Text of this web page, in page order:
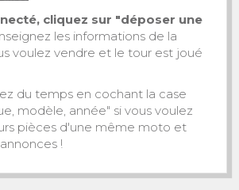
cliquez sur "déposer une
les informations de la
voulez vendre et le tour est joué
du temps en cochant la case
modèle, année" si vous voulez
pièces d'une même moto et
!